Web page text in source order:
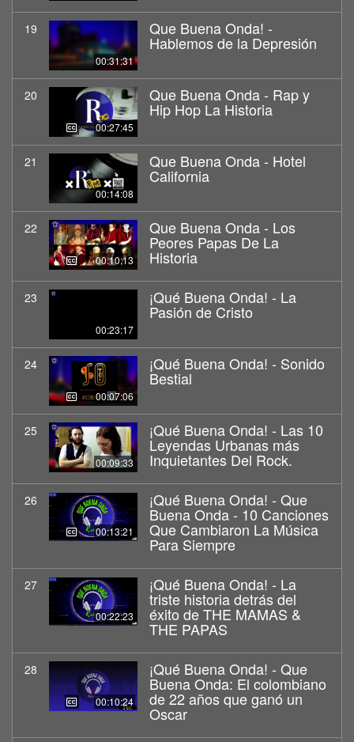
19
00:31:31
Que Buena Onda! -
Hablemos de la Depresión
20
00:27:45
Que Buena Onda - Rap y
Hip Hop La Historia
21
00:14:08
Que Buena Onda - Hotel
California
22
00:10:13
Que Buena Onda - Los
Peores Papas De La
Historia
23
00:23:17
¡Qué Buena Onda! - La
Pasión de Cristo
24
00:07:06
¡Qué Buena Onda! - Sonido
Bestial
25
00:09:33
¡Qué Buena Onda! - Las 10
Leyendas Urbanas más
Inquietantes Del Rock.
26
00:13:21
¡Qué Buena Onda! - Que
Buena Onda - 10 Canciones
Que Cambiaron La Música
Para Siempre
27
00:22:23
¡Qué Buena Onda! - La
triste historia detrás del
éxito de THE MAMAS &
THE PAPAS
28
00:10:24
¡Qué Buena Onda! - Que
Buena Onda: El colombiano
de 22 años que ganó un
Oscar